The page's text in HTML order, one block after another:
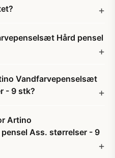
Hård pensel
Vandfarvepenselsæt
- 9 stk?
Artino
Ass. størrelser - 9